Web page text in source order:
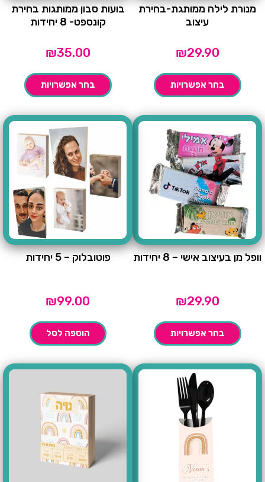
מנורת לילה ממותגת-בחירת
עיצוב
₪29.90
בחר אפשרויות
בועות סבון ממותגות בחירת
קונספט- 8 יחידות
₪35.00
בחר אפשרויות
וופל מן בעיצוב אישי – 8 יחידות
₪29.90
בחר אפשרויות
פוטובלוק – 5 יחידות
₪99.00
הוספה לסל